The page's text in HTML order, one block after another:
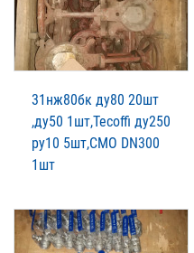
31нж80бк ду80 20шт
,ду50 1шт,Tecoffi ду250
ру10 5шт,CMO DN300
1шт